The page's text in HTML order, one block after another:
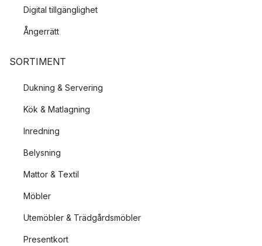
Digital tillgänglighet
Ångerrätt
SORTIMENT
Dukning & Servering
Kök & Matlagning
Inredning
Belysning
Mattor & Textil
Möbler
Utemöbler & Trädgårdsmöbler
Presentkort